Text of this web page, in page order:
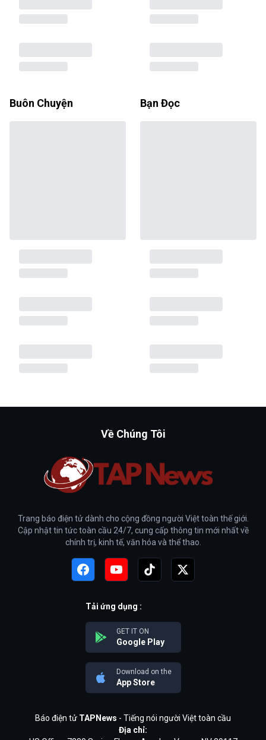
Buôn Chuyện Bạn Đọc
Về Chúng Tôi
Trang báo điện tử dành cho cộng đồng người Việt toàn thế giới.
Cập nhật tin tức toàn cầu 24/7, cung cấp thông tin mới nhất về
chính trị, kinh tế, văn hóa và thể thao.
Tải ứng dụng :
GET IT ON
Google Play
Download on the
App Store
Báo điện tử TAPNews - Tiếng nói người Việt toàn cầu
Địa chỉ: